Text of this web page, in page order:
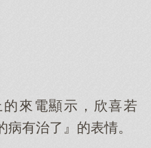
來電顯示，欣喜若
有治了』的表情。